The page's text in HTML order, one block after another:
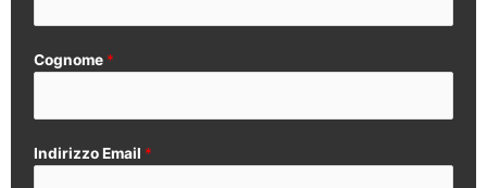
Cognome *
Indirizzo Email *